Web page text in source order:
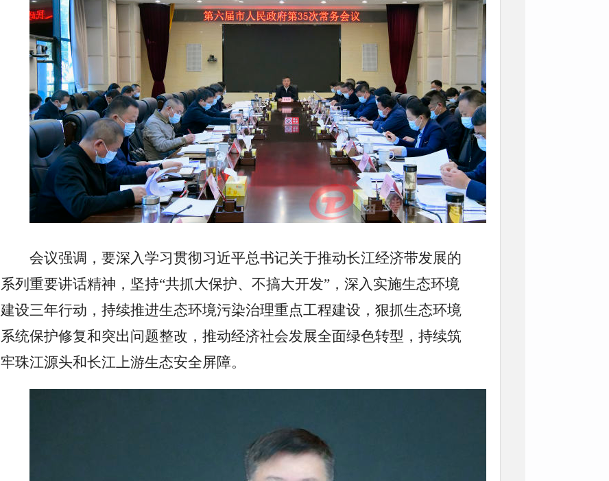
会议强调，要深入学习贯彻习近平总书记关于推动长江经济带发展的
系列重要讲话精神，坚持“共抓大保护、不搞大开发”，深入实施生态环境
建设三年行动，持续推进生态环境污染治理重点工程建设，狠抓生态环境
系统保护修复和突出问题整改，推动经济社会发展全面绿色转型，持续筑
牢珠江源头和长江上游生态安全屏障。